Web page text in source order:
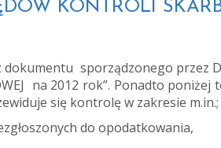
KONTROLI
z dokumentu sporządzonego
na 2012 rok”. Ponadto
się kontrolę w zakresie m.in.;
do opodatkowania,